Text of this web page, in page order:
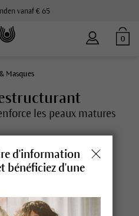
vanaf € 65
0
Masques
les peaux matures
d'information
bénéficiez d'une